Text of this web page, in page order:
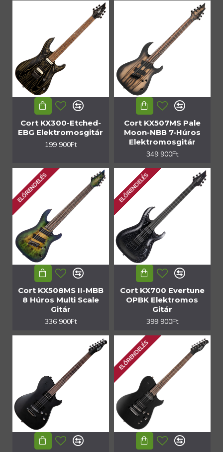
Cort KX300-Etched-
EBG Elektromosgitár
199 900Ft
Cort KX507MS Pale
Moon-NBB 7-Húros
Elektromosgitár
349 900Ft
ELŐRENDELÉS
Cort KX508MS II-MBB
8 Húros Multi Scale
Gitár
336 900Ft
ELŐRENDELÉS
Cort KX700 Evertune
OPBK Elektromos
Gitár
399 900Ft
ELŐRENDELÉS